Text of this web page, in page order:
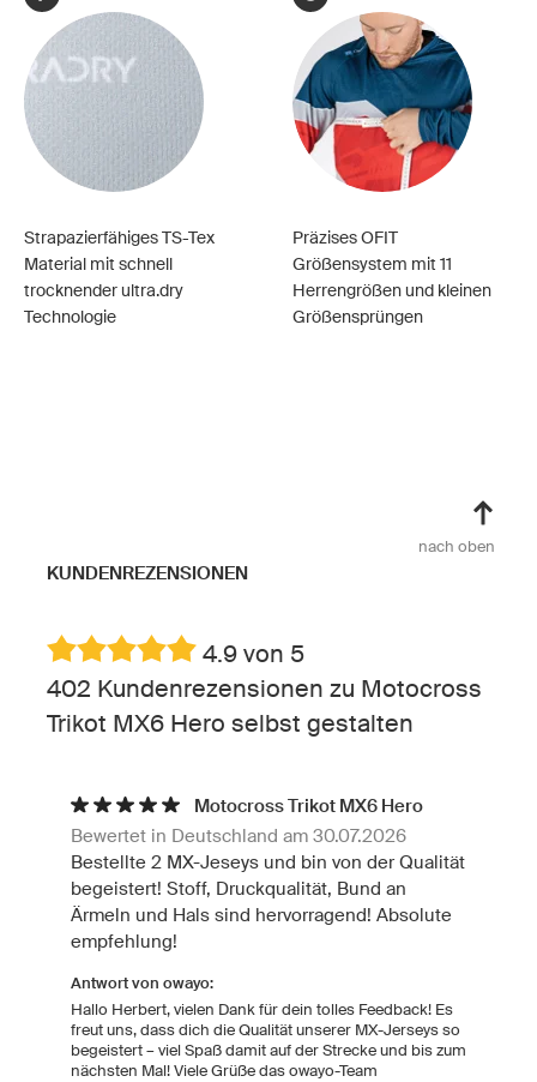
Strapazierfähiges TS-Tex
Material mit schnell
trocknender ultra.dry
Technologie
Präzises OFIT
Größensystem mit 11
Herrengrößen und kleinen
Größensprüngen
nach oben
KUNDENREZENSIONEN
4.9 von 5
402 Kundenrezensionen zu Motocross
Trikot MX6 Hero selbst gestalten
Motocross Trikot MX6 Hero
Bewertet in Deutschland am 30.07.2026
Bestellte 2 MX-Jeseys und bin von der Qualität
begeistert! Stoff, Druckqualität, Bund an
Ärmeln und Hals sind hervorragend! Absolute
empfehlung!
Antwort von owayo:
Hallo Herbert, vielen Dank für dein tolles Feedback! Es
freut uns, dass dich die Qualität unserer MX-Jerseys so
begeistert – viel Spaß damit auf der Strecke und bis zum
nächsten Mal! Viele Grüße das owayo-Team